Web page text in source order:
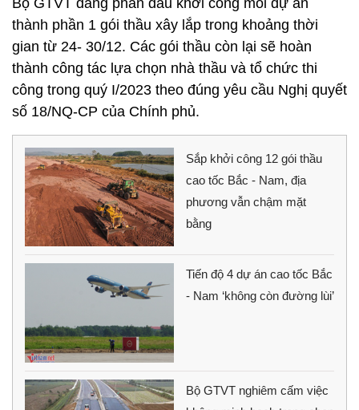
thành phần 1 gói thầu xây lắp trong khoảng thời
gian từ 24- 30/12. Các gói thầu còn lại sẽ hoàn
thành công tác lựa chọn nhà thầu và tổ chức thi
công trong quý I/2023 theo đúng yêu cầu Nghị quyết
số 18/NQ-CP của Chính phủ.
Sắp khởi công 12 gói thầu
cao tốc Bắc - Nam, địa
phương vẫn chậm mặt
bằng
Tiến độ 4 dự án cao tốc Bắc
- Nam ‘không còn đường lùi’
Bộ GTVT nghiêm cấm việc